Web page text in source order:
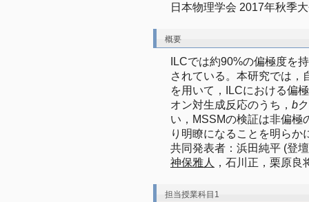
日本物理学会 2017年秋季
概要
ILCでは約90%の偏極度を
されている。本研究では
を用いて，ILCにおける偏
オン対生成反応のうち， b
い，MSSMの検証は非偏極
り明瞭になることを明らか
共同発表者：浜田純平 (登
神保雅人
，石川正，栗原
担当授業科目1